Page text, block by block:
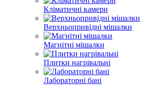
Кліматичні камери
Верхньопривідні мішалки
Магнітні мішалки
Плитки нагрівальні
Лабораторні бані